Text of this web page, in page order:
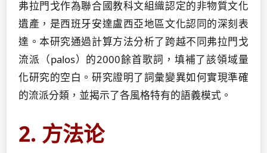
弗拉門戈作為聯合國教科文組織認定的非物質文化
遺產，是西班牙安達盧西亞地區文化認同的深刻表
達。本研究通過計算方法分析了跨越不同弗拉門戈
流派（palos）的2000餘首歌詞，填補了該領域量
化研究的空白。研究證明了詞彙變異如何實現準確
的流派分類，並揭示了各風格特有的語義模式。
2. 方法论